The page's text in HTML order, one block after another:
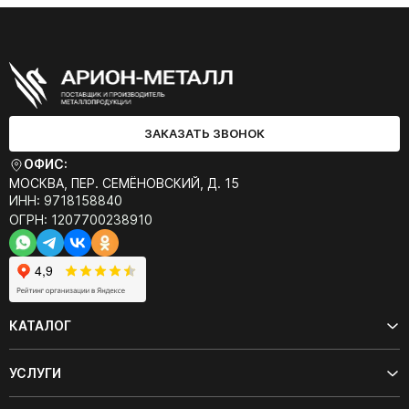
ЗАКАЗАТЬ ЗВОНОК
ОФИС:
МОСКВА, ПЕР. СЕМЁНОВСКИЙ, Д. 15
ИНН: 9718158840
ОГРН: 1207700238910
КАТАЛОГ
УСЛУГИ